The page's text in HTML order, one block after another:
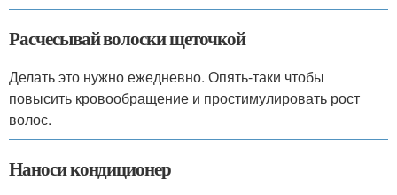
Расчесывай волоски щеточкой
Делать это нужно ежедневно. Опять-таки чтобы
повысить кровообращение и простимулировать рост
волос.
Наноси кондиционер